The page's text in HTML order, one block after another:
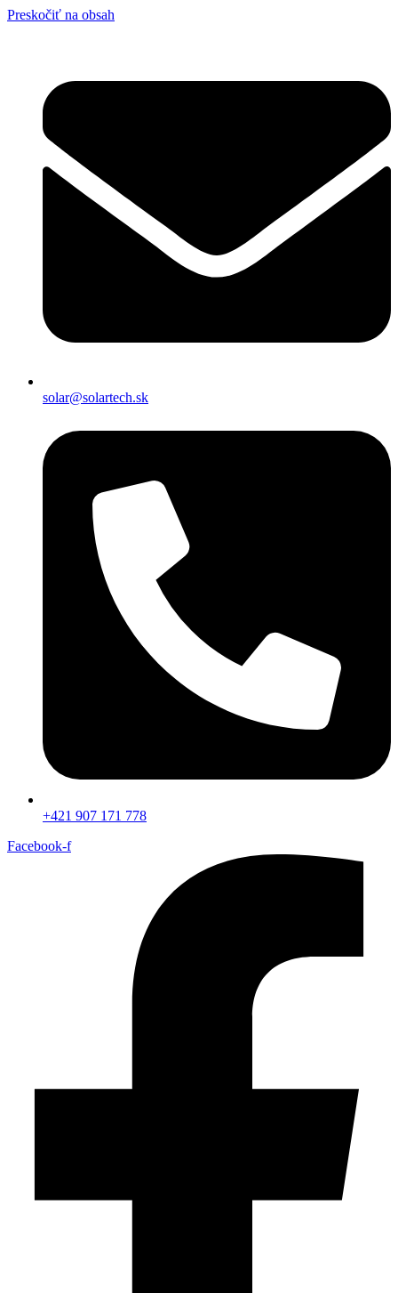
Preskočiť na obsah
solar@solartech.sk
+421 907 171 778‬
Facebook-f